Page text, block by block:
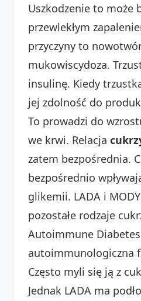
Uszkodzenie to może
przewlekłym
przyczyny to
mukowiscydoza.
insulinę. Kiedy
jej zdolność do
To prowadzi do
we krwi. Relacja
zatem bezpośrednia.
bezpośrednio
glikemii. LADA i
pozostałe rodzaje
Autoimmune
autoimmunologiczna
Często myli się ją z
Jednak LADA ma